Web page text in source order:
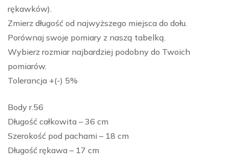
rękawków).
Zmierz długość od najwyższego miejsca do dołu.
Porównaj swoje pomiary z naszą tabelką.
Wybierz rozmiar najbardziej podobny do Twoich
pomiarów.
Tolerancja +(-) 5%
Body r.56
Długość całkowita – 36 cm
Szerokość pod pachami – 18 cm
Długość rękawa – 17 cm